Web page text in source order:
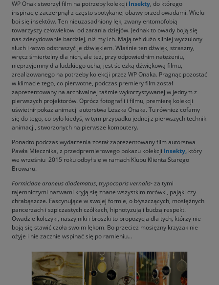
WP Onak stworzył film na potrzeby kolekcji Insekty, do którego
inspirację zaczerpnął z często spotykanej obawy przed owadami. Wielu
boi się insektów. Ten nieuzasadniony lęk, zwany entomofobią
towarzyszy człowiekowi od zarania dziejów. Jednak to owady boją się
nas zdecydowanie bardziej, niż my ich. Mają też dużo silniej wyczulony
słuch i łatwo odstraszyć je dźwiękiem. Właśnie ten dźwięk, straszny,
wręcz śmiertelny dla nich, ale też, przy odpowiednim natężeniu,
nieprzyjemny dla ludzkiego ucha, jest ścieżką dźwiękową filmu,
zrealizowanego na potrzeby kolekcji przez WP Onaka. Pragnąc pozostać
w klimacie tego, co pierwotne, podczas premiery film został
zaprezentowany na archiwalnej taśmie wykorzystywanej w jednym z
pierwszych projektorów. Oprócz fotografii i filmu, premierę kolekcji
uświetnił pokaz animacji autorstwa Leszka Onaka. Tu również cofamy
się do tego, co było kiedyś, w tym przypadku jednej z pierwszych technik
animacji, stworzonych na pierwsze komputery.
Ponadto podczas wydarzenia został zaprezentowany film autorstwa
Pawła Miecznika, z przedpremierowego pokazu kolekcji Insekty, który
we wrześniu 2015 roku odbył się w ramach Klubu Klienta Starego
Browaru.
Formicidae araneus diadematus, trypocopris vernalis- za tymi
tajemniczymi nazwami kryją się znane wszystkim mrówki, pająki czy
chrabąszcze. Fascynujące w swojej formie, o błyszczących, mosiężnych
pancerzach i szpiczastych czółkach, hipnotyzują i budzą respekt.
Owadzie kolczyki, naszyjniki i broszki to propozycja dla tych, którzy nie
boją się stawić czoła swoim lękom. Bo przecież mosiężny krzyżak nie
ożyje i nie zacznie wspinać się po ramieniu…